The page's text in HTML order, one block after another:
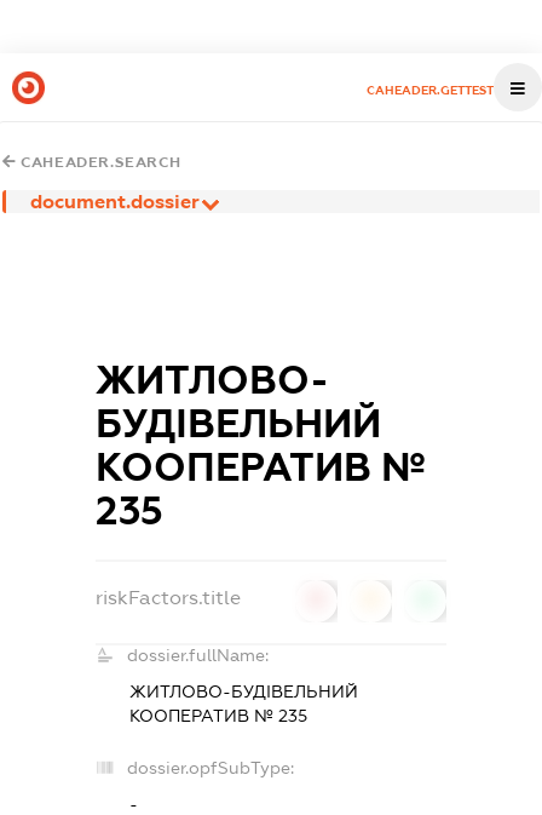
CAHEADER.GETTEST
CAHEADER.SEARCH
document.dossier
ЖИТЛОВО-
БУДІВЕЛЬНИЙ
КООПЕРАТИВ №
235
riskFactors.title
dossier.fullName:
ЖИТЛОВО-БУДІВЕЛЬНИЙ
КООПЕРАТИВ № 235
dossier.opfSubType:
-